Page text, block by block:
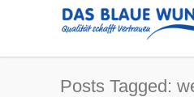
Posts Tagged: